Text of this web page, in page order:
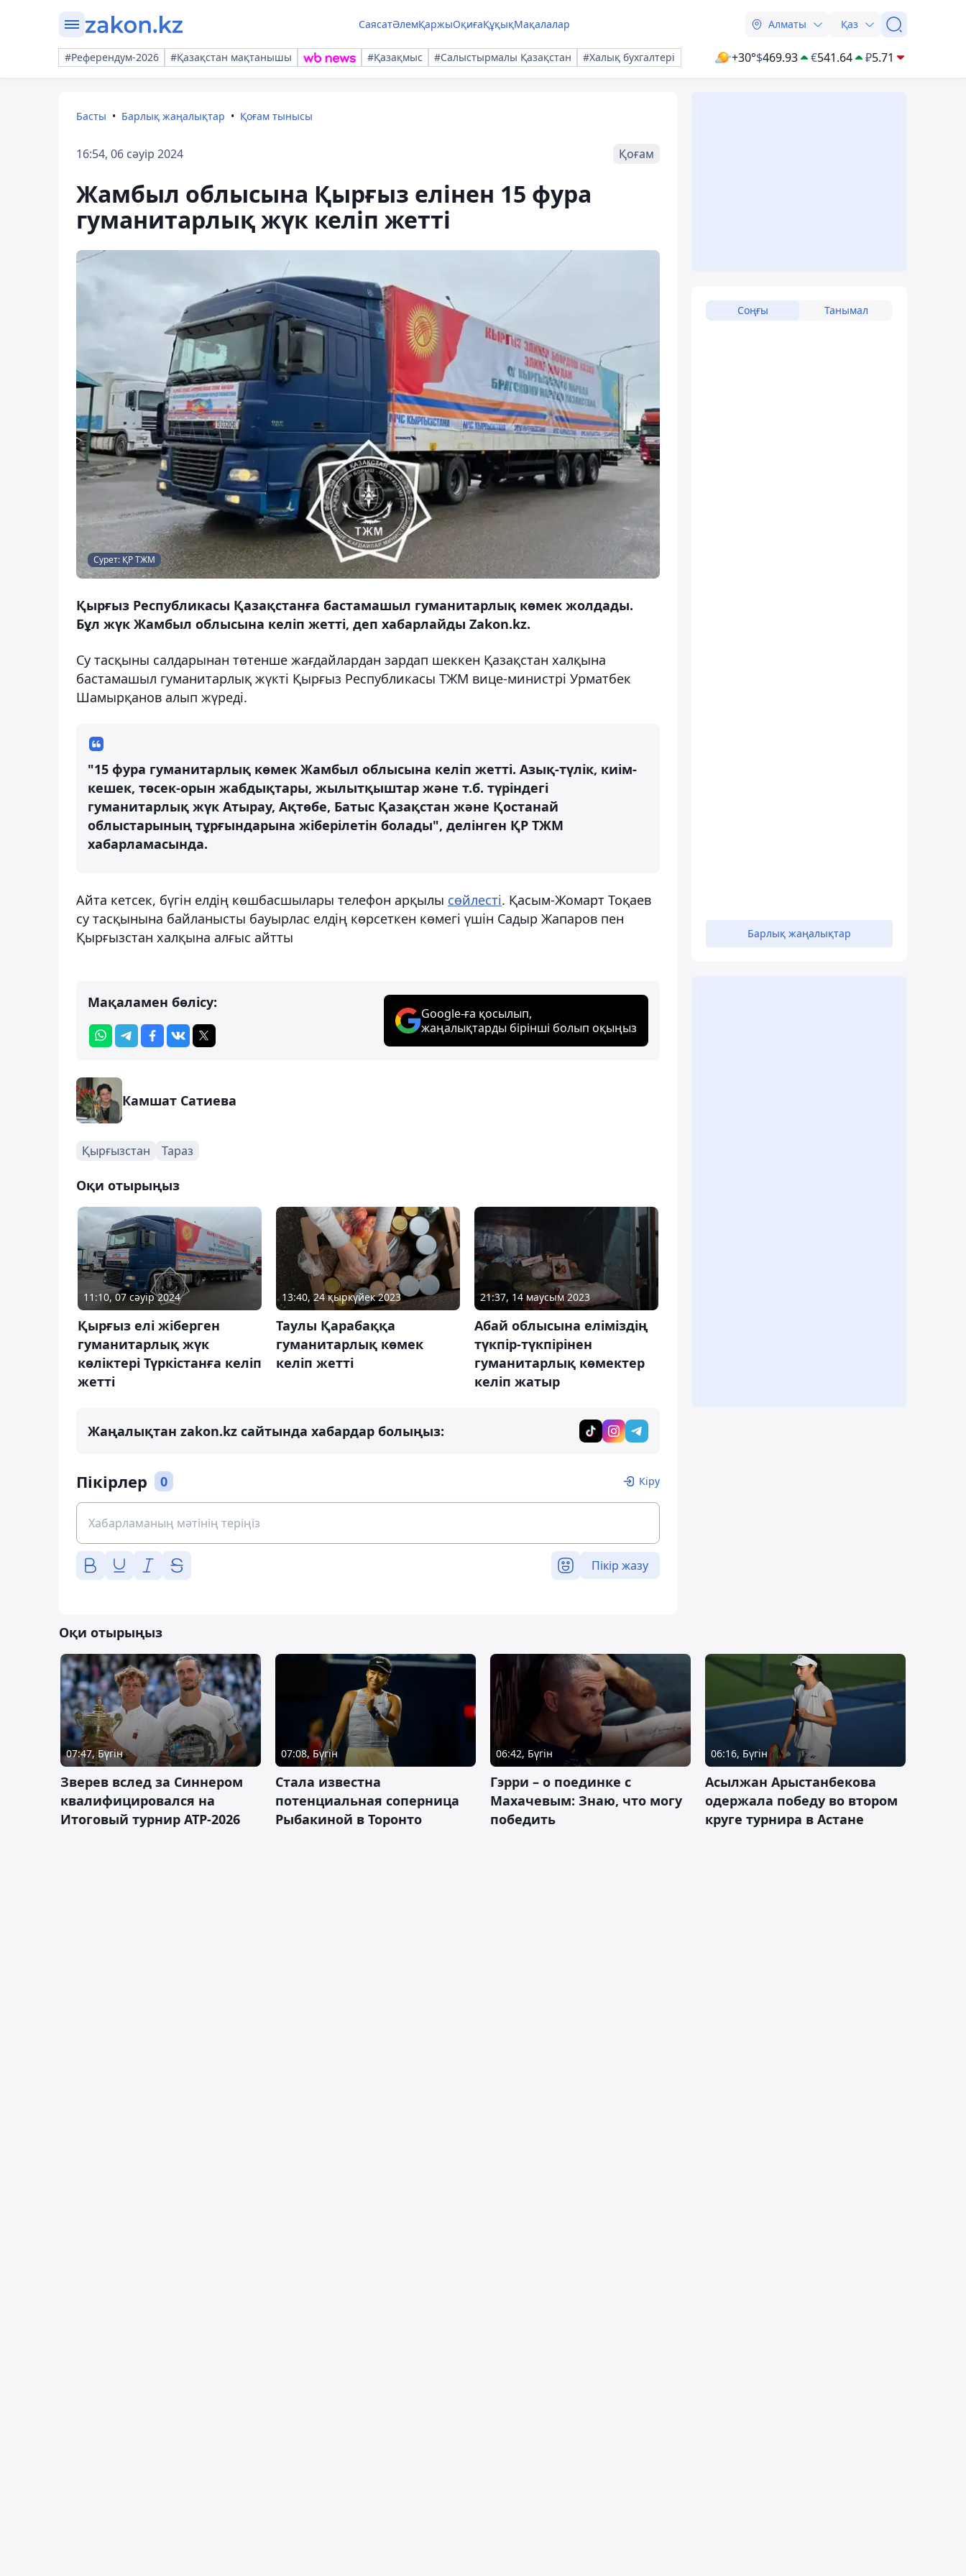
СаясатӘлемҚаржыОқиғаҚұқықМақалалар Алматы Қаз
#Референдум-2026 #Қазақстан мақтанышы #Қазақмыс #Салыстырмалы Қазақстан #Халық бухгалтері +30°$469.93 €541.64 ₽5.71
Басты Барлық жаңалықтар Қоғам тынысы
16:54, 06 сәуір 2024 Қоғам
Жамбыл облысына Қырғыз елінен 15 фура
гуманитарлық жүк келіп жетті
Сурет: ҚР ТЖМ
Қырғыз Республикасы Қазақстанға бастамашыл гуманитарлық көмек жолдады.
Бұл жүк Жамбыл облысына келіп жетті, деп хабарлайды Zakon.kz.
Су тасқыны салдарынан төтенше жағдайлардан зардап шеккен Қазақстан халқына
бастамашыл гуманитарлық жүкті Қырғыз Республикасы ТЖМ вице-министрі Урматбек
Шамырқанов алып жүреді.
"15 фура гуманитарлық көмек Жамбыл облысына келіп жетті. Азық-түлік, киім-
кешек, төсек-орын жабдықтары, жылытқыштар және т.б. түріндегі
гуманитарлық жүк Атырау, Ақтөбе, Батыс Қазақстан және Қостанай
облыстарының тұрғындарына жіберілетін болады", делінген ҚР ТЖМ
хабарламасында.
Айта кетсек, бүгін елдің көшбасшылары телефон арқылы сөйлесті. Қасым-Жомарт Тоқаев
су тасқынына байланысты бауырлас елдің көрсеткен көмегі үшін Садыр Жапаров пен
Қырғызстан халқына алғыс айтты
Мақаламен бөлісу:
Google-ға қосылып,
жаңалықтарды бірінші болып оқыңыз
Камшат Сатиева
Қырғызстан Тараз
Оқи отырыңыз
11:10, 07 сәуір 2024
Қырғыз елі жіберген
гуманитарлық жүк
көліктері Түркістанға келіп
жетті
13:40, 24 қыркүйек 2023
Таулы Қарабаққа
гуманитарлық көмек
келіп жетті
21:37, 14 маусым 2023
Абай облысына еліміздің
түкпір-түкпірінен
гуманитарлық көмектер
келіп жатыр
Жаңалықтан zakon.kz сайтында хабардар болыңыз:
Пікірлер 0 Кіру
Пікір жазу
Соңғы Танымал
Барлық жаңалықтар
Оқи отырыңыз
07:47, Бүгін
Зверев вслед за Синнером
квалифицировался на
Итоговый турнир ATP-2026
07:08, Бүгін
Cтала известна
потенциальная соперница
Рыбакиной в Торонто
06:42, Бүгін
Гэрри – о поединке с
Махачевым: Знаю, что могу
победить
06:16, Бүгін
Асылжан Арыстанбекова
одержала победу во втором
круге турнира в Астане